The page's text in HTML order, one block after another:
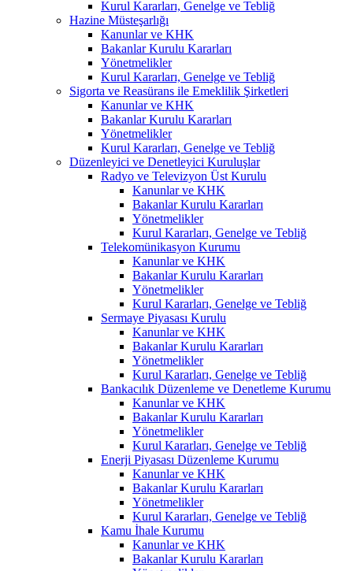
Kurul Kararları, Genelge ve Tebliğ
Hazine Müsteşarlığı
Kanunlar ve KHK
Bakanlar Kurulu Kararları
Yönetmelikler
Kurul Kararları, Genelge ve Tebliğ
Sigorta ve Reasürans ile Emeklilik Şirketleri
Kanunlar ve KHK
Bakanlar Kurulu Kararları
Yönetmelikler
Kurul Kararları, Genelge ve Tebliğ
Düzenleyici ve Denetleyici Kuruluşlar
Radyo ve Televizyon Üst Kurulu
Kanunlar ve KHK
Bakanlar Kurulu Kararları
Yönetmelikler
Kurul Kararları, Genelge ve Tebliğ
Telekomünikasyon Kurumu
Kanunlar ve KHK
Bakanlar Kurulu Kararları
Yönetmelikler
Kurul Kararları, Genelge ve Tebliğ
Sermaye Piyasası Kurulu
Kanunlar ve KHK
Bakanlar Kurulu Kararları
Yönetmelikler
Kurul Kararları, Genelge ve Tebliğ
Bankacılık Düzenleme ve Denetleme Kurumu
Kanunlar ve KHK
Bakanlar Kurulu Kararları
Yönetmelikler
Kurul Kararları, Genelge ve Tebliğ
Enerji Piyasası Düzenleme Kurumu
Kanunlar ve KHK
Bakanlar Kurulu Kararları
Yönetmelikler
Kurul Kararları, Genelge ve Tebliğ
Kamu İhale Kurumu
Kanunlar ve KHK
Bakanlar Kurulu Kararları